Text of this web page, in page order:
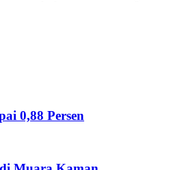
0,88 Persen